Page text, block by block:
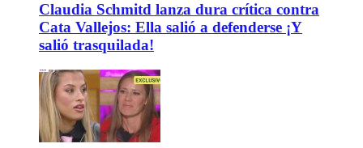
Claudia Schmitd lanza dura crítica contra
Cata Vallejos: Ella salió a defenderse ¡Y
salió trasquilada!